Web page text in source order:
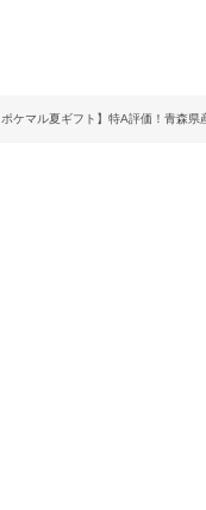
ポケマル夏ギフト】特A評価！青森